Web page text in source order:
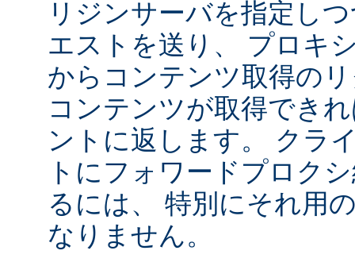
リジンサーバを指定し
エストを送り、 プロキ
からコンテンツ取得の
コンテンツが取得でき
ントに返します。 クラ
トにフォワードプロク
るには、 特別にそれ用
なりません。